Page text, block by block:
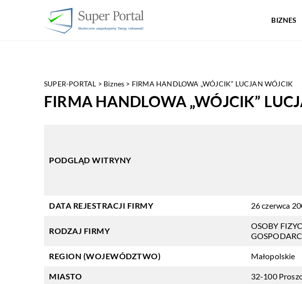
BIZNES
SUPER-PORTAL > Biznes > FIRMA HANDLOWA „WÓJCIK” LUCJAN WÓJCIK
FIRMA HANDLOWA „WÓJCIK”
PODGLĄD WITRYNY
DATA REJESTRACJI FIRMY 26 czerwca
RODZAJ FIRMY
OSOBY
REGION (WOJEWÓDZTWO) Małopolskie
MIASTO 32-100